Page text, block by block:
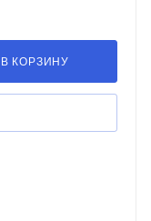
В КОРЗИНУ